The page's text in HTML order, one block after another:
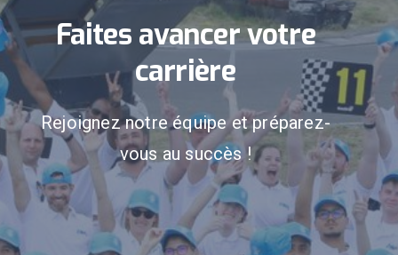
Faites avancer votre
carrière
Rejoignez notre équipe et préparez-
vous au succès !